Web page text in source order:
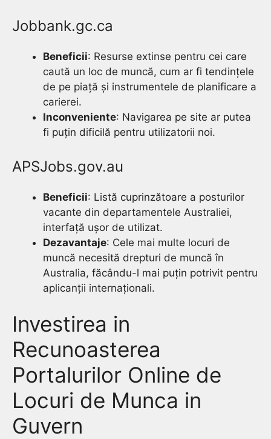
Jobbank.gc.ca
Beneficii: Resurse extinse pentru cei care
caută un loc de muncă, cum ar fi tendințele
de pe piață și instrumentele de planificare a
carierei.
Inconveniente: Navigarea pe site ar putea
fi puțin dificilă pentru utilizatorii noi.
APSJobs.gov.au
Beneficii: Listă cuprinzătoare a posturilor
vacante din departamentele Australiei,
interfață ușor de utilizat.
Dezavantaje: Cele mai multe locuri de
muncă necesită drepturi de muncă în
Australia, făcându-l mai puțin potrivit pentru
aplicanții internaționali.
Investirea in
Recunoasterea
Portalurilor Online de
Locuri de Munca in
Guvern